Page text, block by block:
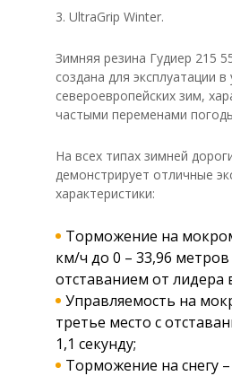
3. UltraGrip Winter.
Зимняя резина Гудиер 215
создана для эксплуатации в
североевропейских зим,
частыми переменами
На всех типах зимней
демонстрирует отличные
характеристики:
Торможение на
км/ч до 0 – 33,96
отставанием от лидера
Управляемость на
третье место с
1,1 секунду;
Торможение на снегу